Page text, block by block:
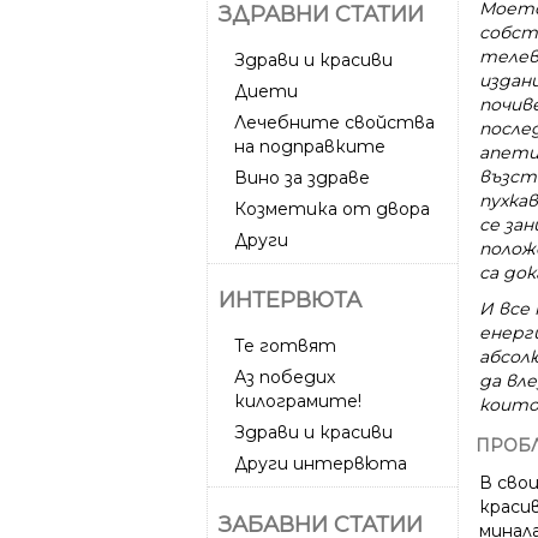
ЗДРАВНИ СТАТИИ
Здрави и красиви
Диети
Лечебните свойства
на подправките
Вино за здраве
Козметика от двора
Други
ИНТЕРВЮТА
Те готвят
Аз победих
килограмите!
Здрави и красиви
Други интервюта
ЗАБАВНИ СТАТИИ
се
са
И все
да
които
В